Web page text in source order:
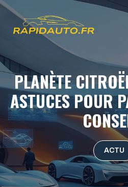
Aller
contenu
PLANÈTE
ASTUCES POUR
ACTU